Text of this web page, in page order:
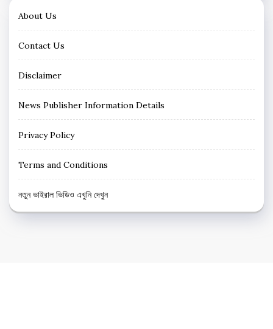
About Us
Contact Us
Disclaimer
News Publisher Information Details
Privacy Policy
Terms and Conditions
নতুন ভাইরাল ভিডিও এখুনি দেখুন